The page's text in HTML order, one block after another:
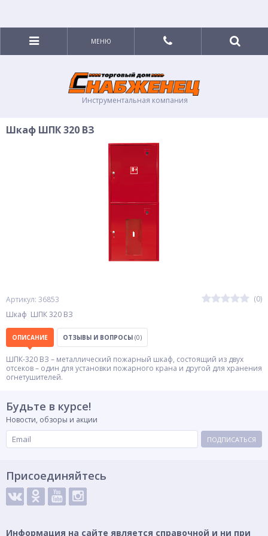
Инструментальная компания
МЕНЮ
Шкаф ШПК 320 ВЗ
Артикул: 36853
(0)
Шкаф ШПК 320 ВЗ
ОПИСАНИЕ ОТЗЫВЫ И ВОПРОСЫ (0)
ШПК-320 ВЗ – металлический пожарный шкаф, состоящий из двух
отсеков – один для установки пожарного крана и другой для хранения
огнетушителей.
Будьте в курсе!
Новости, обзоры и акции
ПОДПИСАТЬСЯ
Присоединяйтесь
Информация на сайте является справочной и ни при